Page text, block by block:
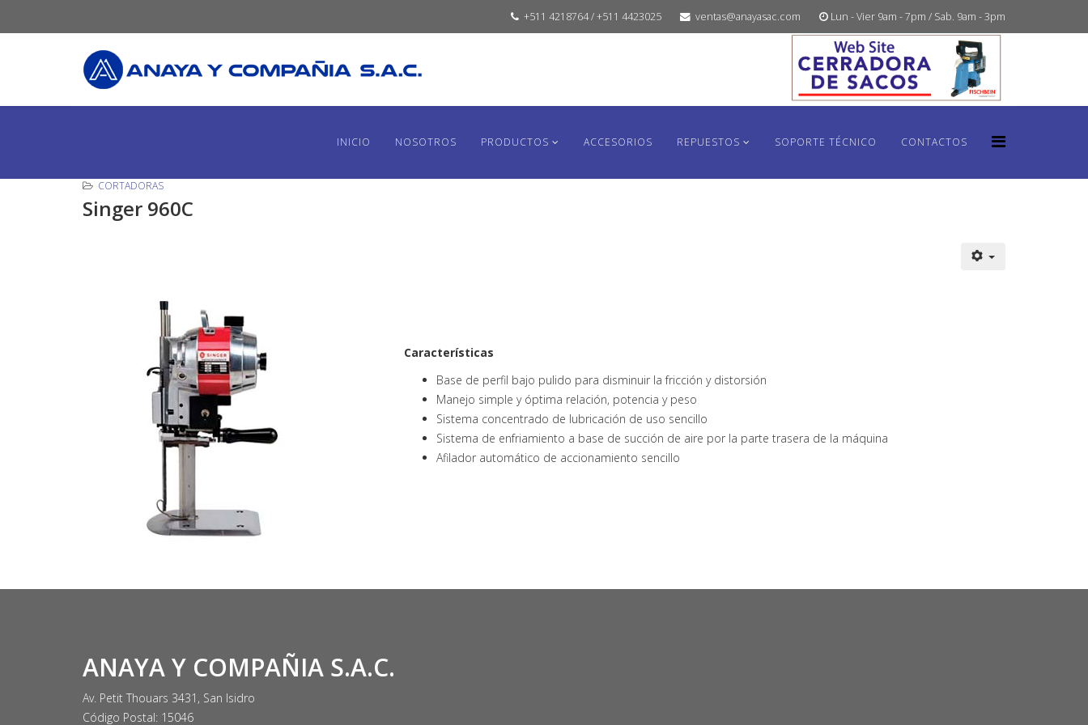
+511 4218764 / +511 4423025 ventas@anayasac.com Lun - Vier 9am - 7pm / Sab. 9am - 3pm
INICIO NOSOTROS PRODUCTOS ACCESORIOS REPUESTOS SOPORTE TÉCNICO CONTACTOS
CORTADORAS
Singer 960C
Características
Base de perfil bajo pulido para disminuir la fricción y distorsión
Manejo simple y óptima relación, potencia y peso
Sistema concentrado de lubricación de uso sencillo
Sistema de enfriamiento a base de succión de aire por la parte trasera de la máquina
Afilador automático de accionamiento sencillo
ANAYA Y COMPAÑIA S.A.C.
Av. Petit Thouars 3431, San Isidro
Código Postal: 15046